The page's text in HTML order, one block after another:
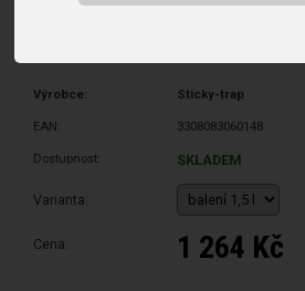
Výrobce: Sticky-trap
EAN: 3308083060148
Dostupnost: SKLADEM
Varianta:
Cena: 1 264 Kč